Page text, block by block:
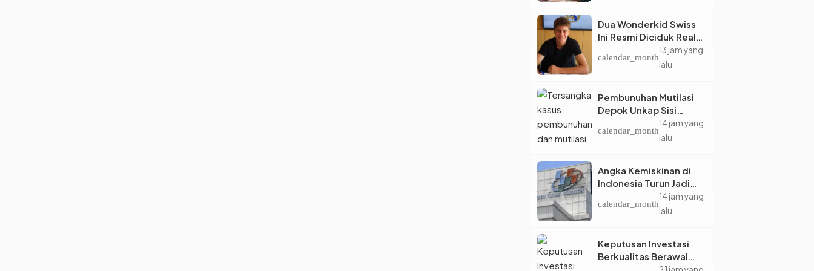
Dua Wonderkid Swiss
Ini Resmi Diciduk Real
Madrid dan Juventus,
Siap Jadi Bintang Baru
calendar_month
13 jam yang
lalu
Pembunuhan Mutilasi
Depok Unkap Sisi
Gelap Penjual Piscok
Berdarah Dingin
calendar_month
14 jam yang
lalu
Angka Kemiskinan di
Indonesia Turun Jadi
22,93 Juta Orang, Tapi
Kenapa Ketimpangan
calendar_month
14 jam yang
lalu
Keputusan Investasi
Berkualitas Berawal